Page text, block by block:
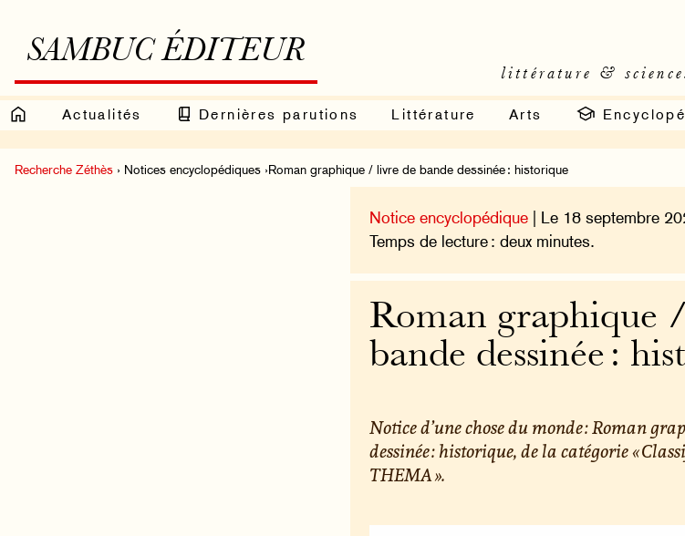
SAMBUC ÉDITEUR
littérature &
Actualités Dernières parutions Littérature Arts
Recherche Zéthès › Notices encyclopédiques ›Roman graphique / livre de bande dessinée : historique
Notice encyclopédique | Le 18 septembre
Temps de lecture : deux minutes.
Roman graphique
bande dessinée :
Notice d’une chose du monde : Roman
dessinée : historique, de la catégorie «
THEMA ».